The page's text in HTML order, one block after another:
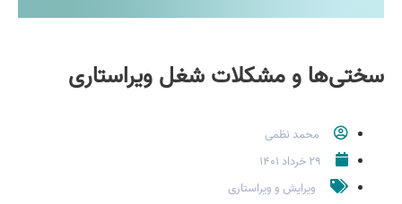
سختی‌ها و مشکلات شغل ویراستاری
محمد نظمی
۲۹ خرداد ۱۴۰۱
ویرایش و ویراستاری